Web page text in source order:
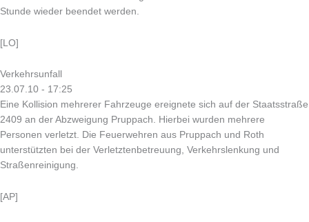
Stunde wieder beendet werden.
[LO]
Verkehrsunfall
23.07.10 - 17:25
Eine Kollision mehrerer Fahrzeuge ereignete sich auf der Staatsstraße
2409 an der Abzweigung Pruppach. Hierbei wurden mehrere
Personen verletzt. Die Feuerwehren aus Pruppach und Roth
unterstützten bei der Verletztenbetreuung, Verkehrslenkung und
Straßenreinigung.
[AP]